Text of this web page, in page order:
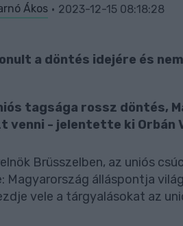
Ákos 2023-12-15 08:18:28
a döntés idejére és
tagsága rossz döntés,
venni - jelentette ki Orbán
Brüsszelben, az uniós
Magyarország álláspontja
vele a tárgyalásokat az